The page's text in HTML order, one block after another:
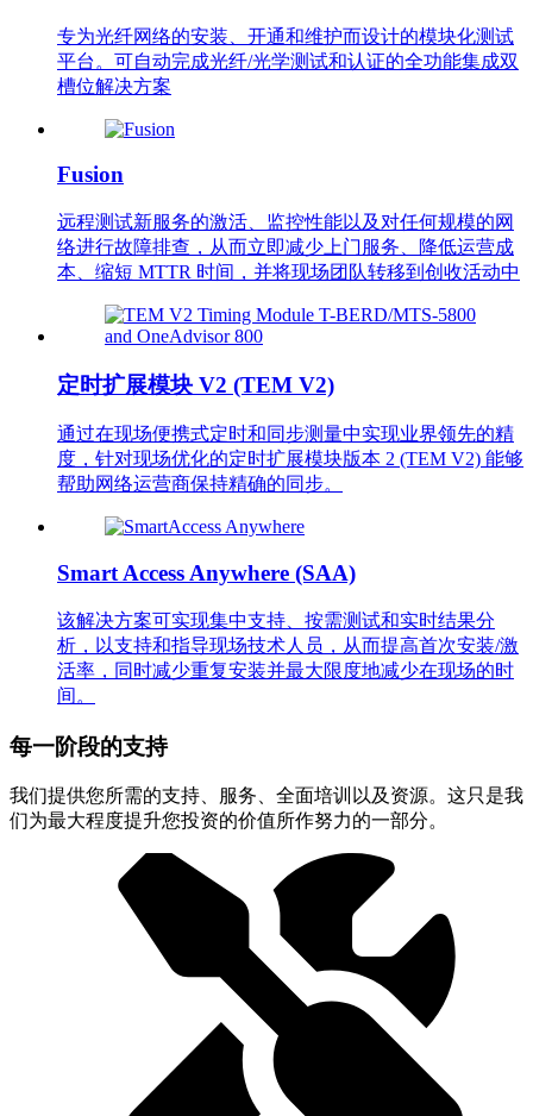
专为光纤网络的安装、开通和维护而设计的模块化测试
平台。可自动完成光纤/光学测试和认证的全功能集成双
槽位解决方案
Fusion
远程测试新服务的激活、监控性能以及对任何规模的网
络进行故障排查，从而立即减少上门服务、降低运营成
本、缩短 MTTR 时间，并将现场团队转移到创收活动中
定时扩展模块 V2 (TEM V2)
通过在现场便携式定时和同步测量中实现业界领先的精
度，针对现场优化的定时扩展模块版本 2 (TEM V2) 能够
帮助网络运营商保持精确的同步。
Smart Access Anywhere (SAA)
该解决方案可实现集中支持、按需测试和实时结果分
析，以支持和指导现场技术人员，从而提高首次安装/激
活率，同时减少重复安装并最大限度地减少在现场的时
间。
每一阶段的支持
我们提供您所需的支持、服务、全面培训以及资源。这只是我
们为最大程度提升您投资的价值所作努力的一部分。